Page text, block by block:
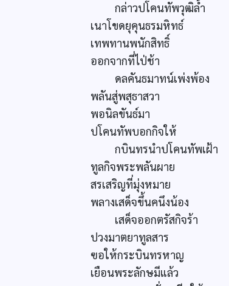
กล่าวปโคนทัพวุฒิล้ำ
เนาโขดยุคุนธรมหิทธ์
เทพทานพนักสิทธิ์
ออกจากที่ไป่ช้า
ดลคันธมาทน์เพ่งพ้อง
พลันสู่พสุธาสวา
พอนิลขันธ์มา
ปโคนทัพบอกกิจให้
กบินทรนำปโคนทัพเฝ้า
ทูลกิจพระพลันผาย
สรเสริญที่มุ่งหมาย
พลางเสด็จขึ้นคนึงน้อง
เสด็จออกตรัสกิจร้า
ปวงมาตยาทูลสาร
ฃอให้กระบินทรหาญ
เยือนพระลักษมีแล้ว